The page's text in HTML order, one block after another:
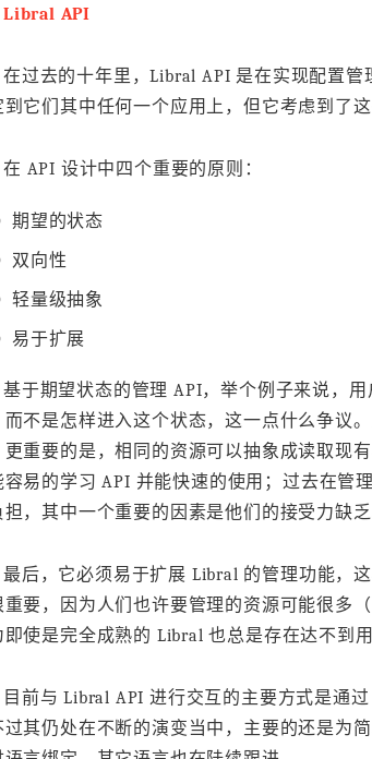
Libral API
在过去的十年里，Libral API 是在实现配置
到它们其中任何一个应用上，但它考虑到了
在 API 设计中四个重要的原则：
期望的状态
双向性
轻量级抽象
易于扩展
基于期望状态的管理 API，举个例子来说，
而不是怎样进入这个状态，这一点什么争议
更重要的是，相同的资源可以抽象成读取现
容易的学习 API 并能快速的使用；过去在管
担，其中一个重要的因素是他们的接受力缺乏
最后，它必须易于扩展 Libral 的管理功能，
重要，因为人们也许要管理的资源可能很多
即使是完全成熟的 Libral 也总是存在达不到
目前与 Libral API 进行交互的主要方式是通
过其仍处在不断的演变当中，主要的还是为